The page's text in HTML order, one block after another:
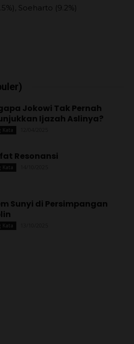
Soeharto (9.2%)
Jokowi Tak Pernah
Ijazah Aslinya?
Kata
Resonansi
Kata
Sunyi di Persimpangan
Kata